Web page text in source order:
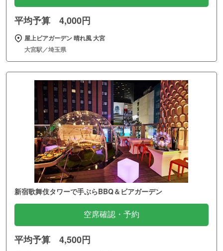
平均予算 4,000円
屋上ビアガーデン 晴れ風 大宮
大宮駅／埼玉県
新宿歌舞伎タワーで手ぶらBBQ＆ビアガーデン
空席確認・予約
平均予算 4,500円